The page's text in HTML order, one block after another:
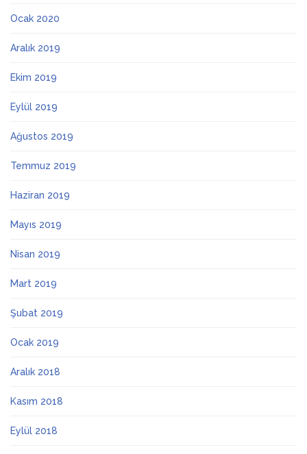
Ocak 2020
Aralık 2019
Ekim 2019
Eylül 2019
Ağustos 2019
Temmuz 2019
Haziran 2019
Mayıs 2019
Nisan 2019
Mart 2019
Şubat 2019
Ocak 2019
Aralık 2018
Kasım 2018
Eylül 2018